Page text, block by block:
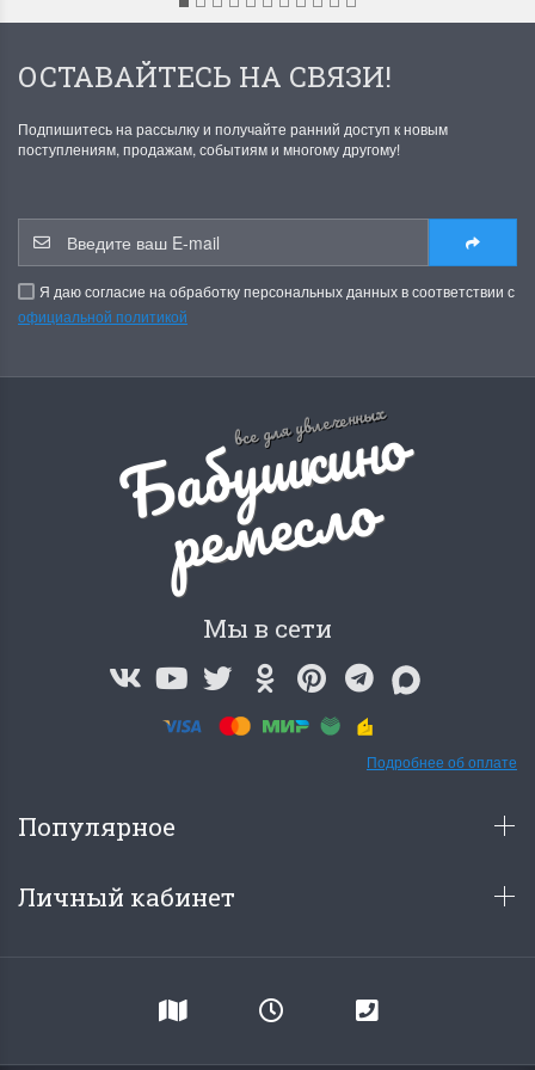
ОСТАВАЙТЕСЬ НА СВЯЗИ!
Подпишитесь на рассылку и получайте ранний доступ к новым
поступлениям, продажам, событиям и многому другому!
Я даю согласие на обработку персональных данных в соответствии с
официальной политикой
все для увлеченных
Б
а
б
у
ш
к
и
н
о
р
е
м
е
с
л
о
Мы в сети
Подробнее об оплате
Популярное
Личный кабинет